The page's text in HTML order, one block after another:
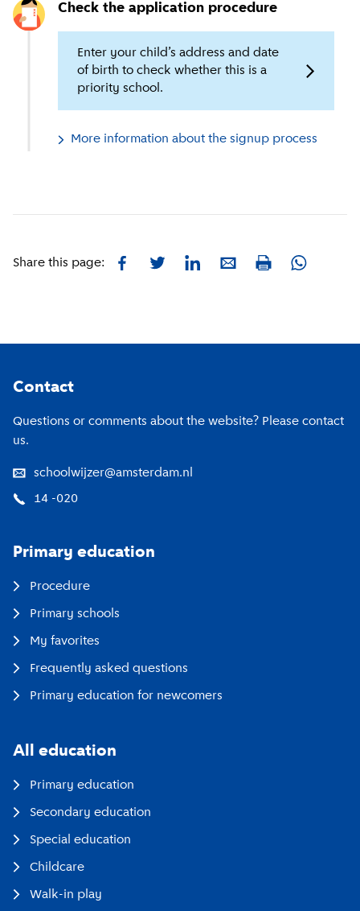
Check the application procedure
Enter your child’s address and date
of birth to check whether this is a
priority school.
More information about the signup process
Share this page: FacebookTwitterLinkedInE-mailPrint Whatsapp
Contact
Questions or comments about the website? Please contact
us.
schoolwijzer@amsterdam.nl
14 -020
Primary education
Procedure
Primary schools
My favorites
Frequently asked questions
Primary education for newcomers
All education
Primary education
Secondary education
Special education
Childcare
Walk-in play